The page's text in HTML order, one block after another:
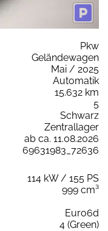
Pkw
Geländewagen
Mai / 2025
Automatik
15.632 km
5
Schwarz
Zentrallager
ab ca. 11.08.2026
69631983_72636
114 kW / 155 PS
999 cm³
Euro6d
4 (Green)